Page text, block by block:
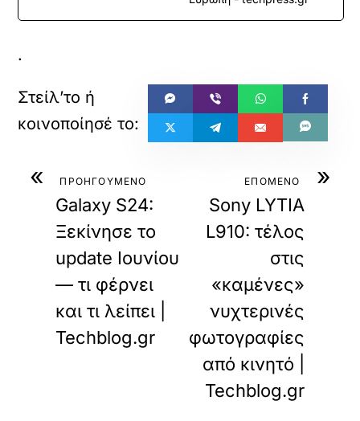
.
« ΠΡΟΗΓΟΥΜΕΝΟ
Galaxy S24:
Ξεκίνησε το
update Ιουνίου
— τι φέρνει
και τι λείπει |
Techblog.gr
»
ΕΠΟΜΕΝΟ
Sony LYTIA
L910: τέλος
στις
«καμένες»
νυχτερινές
φωτογραφίες
από κινητό |
Techblog.gr